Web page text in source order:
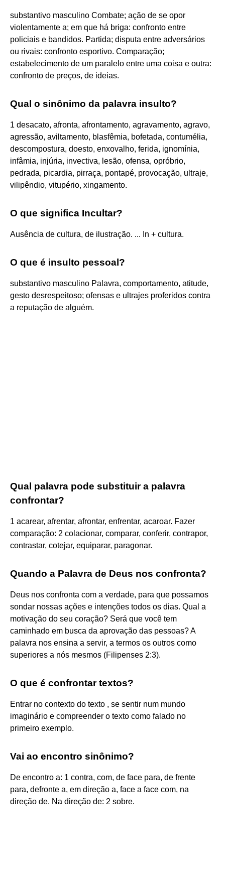
substantivo masculino Combate; ação de se opor
violentamente a; em que há briga: confronto entre
policiais e bandidos. Partida; disputa entre adversários
ou rivais: confronto esportivo. Comparação;
estabelecimento de um paralelo entre uma coisa e outra:
confronto de preços, de ideias.
Qual o sinônimo da palavra insulto?
1 desacato, afronta, afrontamento, agravamento, agravo,
agressão, aviltamento, blasfêmia, bofetada, contumélia,
descompostura, doesto, enxovalho, ferida, ignomínia,
infâmia, injúria, invectiva, lesão, ofensa, opróbrio,
pedrada, picardia, pirraça, pontapé, provocação, ultraje,
vilipêndio, vitupério, xingamento.
O que significa Incultar?
Ausência de cultura, de ilustração. ... In + cultura.
O que é insulto pessoal?
substantivo masculino Palavra, comportamento, atitude,
gesto desrespeitoso; ofensas e ultrajes proferidos contra
a reputação de alguém.
Qual palavra pode substituir a palavra
confrontar?
1 acarear, afrentar, afrontar, enfrentar, acaroar. Fazer
comparação: 2 colacionar, comparar, conferir, contrapor,
contrastar, cotejar, equiparar, paragonar.
Quando a Palavra de Deus nos confronta?
Deus nos confronta com a verdade, para que possamos
sondar nossas ações e intenções todos os dias. Qual a
motivação do seu coração? Será que você tem
caminhado em busca da aprovação das pessoas? A
palavra nos ensina a servir, a termos os outros como
superiores a nós mesmos (Filipenses 2:3).
O que é confrontar textos?
Entrar no contexto do texto , se sentir num mundo
imaginário e compreender o texto como falado no
primeiro exemplo.
Vai ao encontro sinônimo?
De encontro a: 1 contra, com, de face para, de frente
para, defronte a, em direção a, face a face com, na
direção de. Na direção de: 2 sobre.